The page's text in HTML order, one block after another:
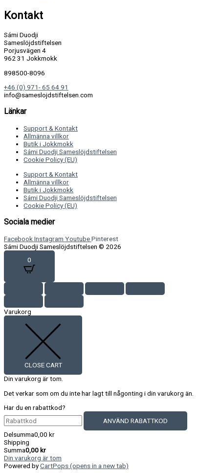
Kontakt
Sámi Duodji
Sameslöjdstiftelsen
Porjusvägen 4
962 31 Jokkmokk
898500-8096
+46 (0) 971- 65 64 91
info@sameslojdstiftelsen.com
Länkar
Support & Kontakt
Allmänna villkor
Butik i Jokkmokk
Sámi Duodji Sameslöjdstiftelsen
Cookie Policy (EU)
Support & Kontakt
Allmänna villkor
Butik i Jokkmokk
Sámi Duodji Sameslöjdstiftelsen
Cookie Policy (EU)
Sociala medier
Facebook Instagram YoutubePinterest
Sámi Duodji Sameslöjdstiftelsen © 2026
0
Varukorg
CLOSE CART
Din varukorg är tom.
Det verkar som om du inte har lagt till någonting i din varukorg än.
Har du en rabattkod?
ANVÄND RABATTKOD
Delsumma0,00 kr
Shipping
Summa0,00 kr
Din varukorg är tom
Powered byCartPops(opens in a new tab)